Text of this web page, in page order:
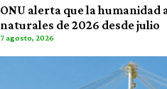
ONU alerta que la humanidad
naturales de 2026 desde julio
7 agosto, 2026